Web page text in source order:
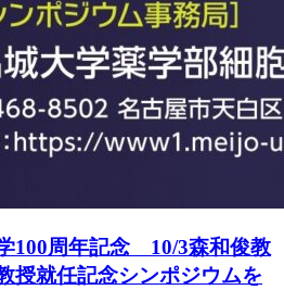
100周年記念 10/3森和俊教
授就任記念シンポジウムを